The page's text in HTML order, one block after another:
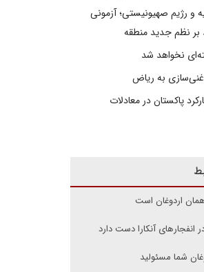
و رژیم صهیونیستی؛ آزمونی
بر نظم جدید منطقه
نخواهد شد
به ریاض
پاکستان در معادلات
اردوغان است
انفجارهای آنکارا دست دارد
شما مسئولید